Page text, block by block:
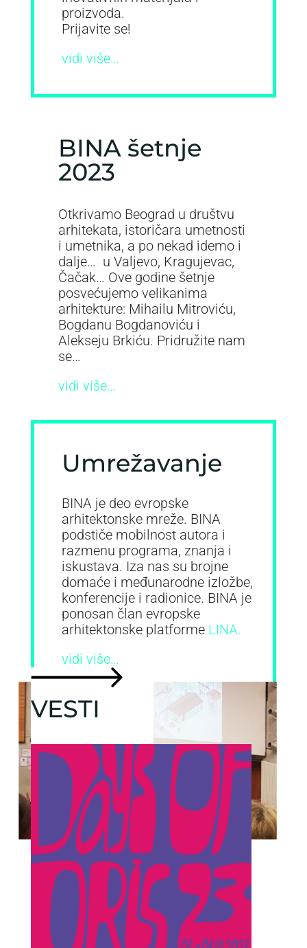
proizvoda.
Prijavite se!
vidi više…
BINA šetnje
2023
Otkrivamo Beograd u društvu
arhitekata, istoričara umetnosti
i umetnika, a po nekad idemo i
dalje… u Valjevo, Kragujevac,
Čačak… Ove godine šetnje
posvećujemo velikanima
arhitekture: Mihailu Mitroviću,
Bogdanu Bogdanoviću i
Alekseju Brkiću. Pridružite nam
se…
vidi više…
Umrežavanje
BINA je deo evropske
arhitektonske mreže. BINA
podstiče mobilnost autora i
razmenu programa, znanja i
iskustava. Iza nas su brojne
domaće i međunarodne izložbe,
konferencije i radionice. BINA je
ponosan član evropske
arhitektonske platforme LINA.
vidi više…
VESTI